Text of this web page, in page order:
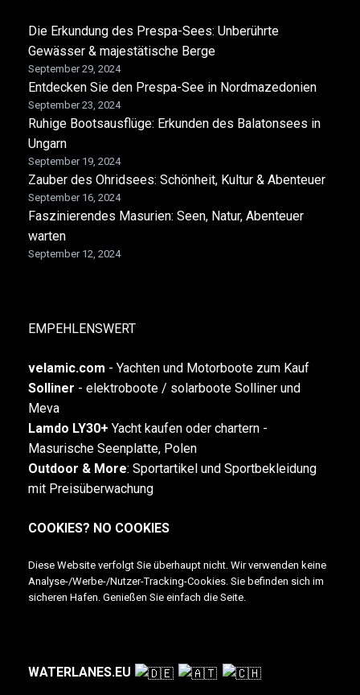
Die Erkundung des Prespa-Sees: Unberührte
Gewässer & majestätische Berge
September 29, 2024
Entdecken Sie den Prespa-See in Nordmazedonien
September 23, 2024
Ruhige Bootsausflüge: Erkunden des Balatonsees in
Ungarn
September 19, 2024
Zauber des Ohridsees: Schönheit, Kultur & Abenteuer
September 16, 2024
Faszinierendes Masurien: Seen, Natur, Abenteuer
warten
September 12, 2024
EMPEHLENSWERT
velamic.com - Yachten und Motorboote zum Kauf
Solliner - elektroboote / solarboote Solliner und
Meva
Lamdo LY30+ Yacht kaufen oder chartern -
Masurische Seenplatte, Polen
Outdoor & More: Sportartikel und Sportbekleidung
mit Preisüberwachung
COOKIES? NO COOKIES
Diese Website verfolgt Sie überhaupt nicht. Wir verwenden keine
Analyse-/Werbe-/Nutzer-Tracking-Cookies. Sie befinden sich im
sicheren Hafen. Genießen Sie einfach die Seite.
WATERLANES.EU